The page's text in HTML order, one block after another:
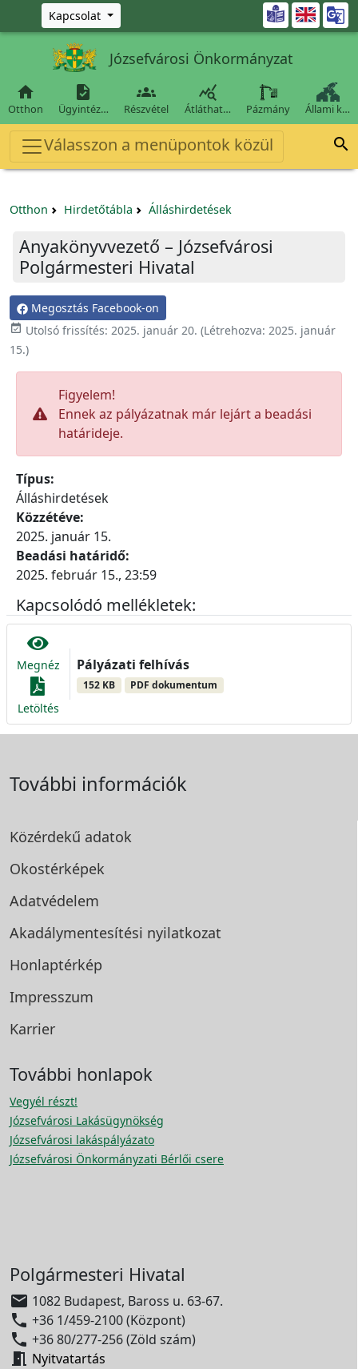
Ugrás a fő tartalomra
Kapcsolat 
Józsefvárosi Önkormányzat

Otthon

Ügyintéz…

Részvétel

Átláthat… Pázmány Állami k…
Válasszon a menüpontok közül 
Otthon Hirdetőtábla Álláshirdetések
Anyakönyvvezető – Józsefvárosi
Polgármesteri Hivatal
Megosztás Facebook-on
 Utolsó frissítés: 2025. január 20. (Létrehozva: 2025. január
15.)
Figyelem!
Ennek az pályázatnak már lejárt a beadási
határideje.
Típus:
Álláshirdetések
Közzétéve:
2025. január 15.
Beadási határidő:
2025. február 15., 23:59
Kapcsolódó mellékletek:
Megnéz
Letöltés
Pályázati felhívás
152 KB PDF dokumentum
További információk
Közérdekű adatok
Okostérképek
Adatvédelem
Akadálymentesítési nyilatkozat
Honlaptérkép
Impresszum
Karrier
További honlapok
Vegyél részt!
Józsefvárosi Lakásügynökség
Józsefvárosi lakáspályázato
Józsefvárosi Önkormányzati Bérlői csere
Polgármesteri Hivatal
 1082 Budapest, Baross u. 63-67.
 +36 1/459-2100 (Központ)
 +36 80/277-256 (Zöld szám)
 Nyitvatartás